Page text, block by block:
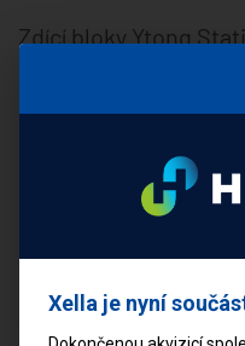
Zdící bloky Ytong
potřebnou nosnost
tvárnice Silka splňují
protihlukovou
složení, jako
dávají do rukou
únosností, tak i
Xella je nyní